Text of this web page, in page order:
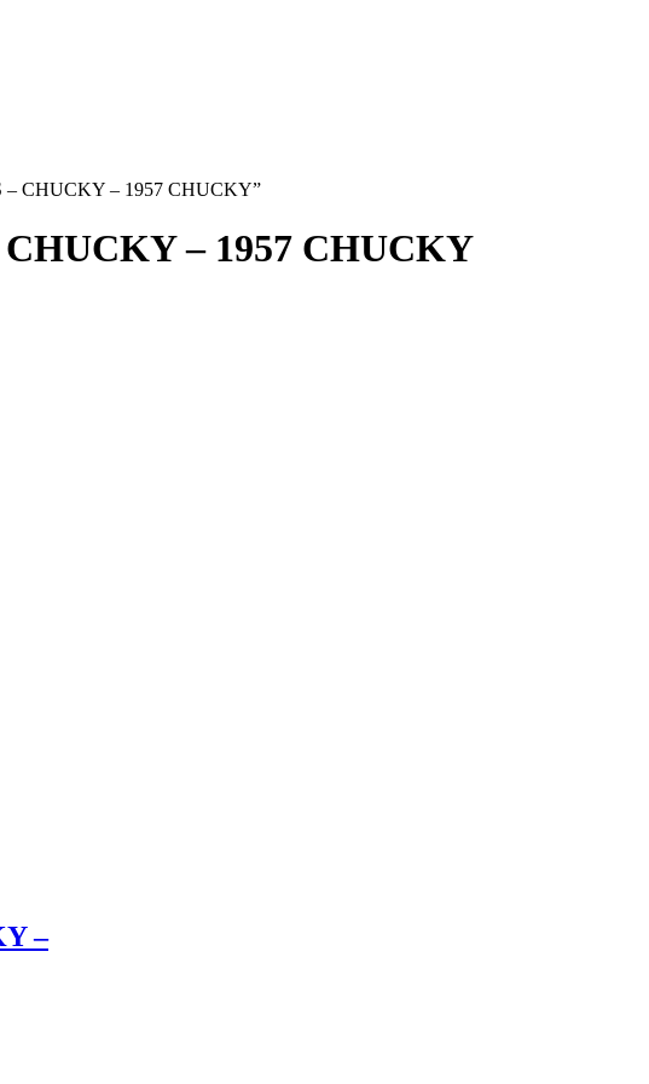
– CHUCKY – 1957 CHUCKY”
– 1957 CHUCKY
–